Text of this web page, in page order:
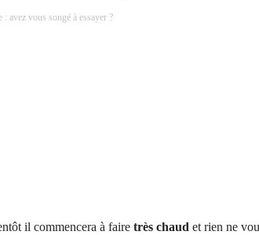
: avez vous songé à essayer ?
il commencera à faire très chaud et rien ne